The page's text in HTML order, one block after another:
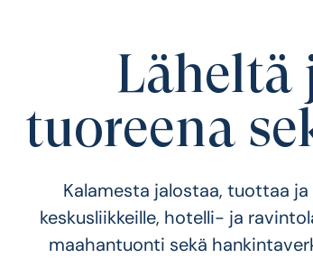
Läheltä
tuoreena
Kalamesta jalostaa, tuottaa
keskusliikkeille, hotelli- ja
maahantuonti sekä